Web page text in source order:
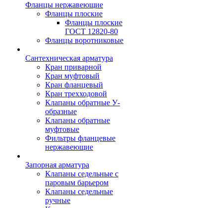
Фланцы нержавеющие
Фланцы плоские
Фланцы плоские
ГОСТ 12820-80
Фланцы воротниковые
Сантехническая арматура
Кран приварной
Кран муфтовый
Кран фланцевый
Кран трехходовой
Клапаны обратные У-
образные
Клапаны обратные
муфтовые
Фильтры фланцевые
нержавеющие
Запорная арматура
Клапаны седельные с
паровым барьером
Клапаны седельные
ручные